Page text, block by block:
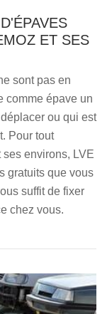
ET SES
sont pas en
comme épave un
ou qui est
Pour tout
environs, LVE
gratuits que vous
suffit de fixer
chez vous.